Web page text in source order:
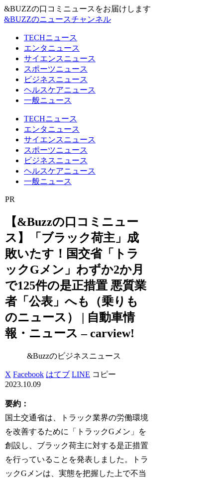
&BUZZの口コミニュースをお届けします
&BUZZのニュースチャンネル
TECHニュース
エンタニュース
サイエンスニュース
スポーツニュース
ビジネスニュース
ヘルスケアニュース
一般ニュース
TECHニュース
エンタニュース
サイエンスニュース
スポーツニュース
ビジネスニュース
ヘルスケアニュース
一般ニュース
PR
【&Buzzの口コミニュー
ス】「ブラック荷主」成
敗いたす！国交省「トラ
ックGメン」わずか2か月
で125件の是正措置 悪質業
者「公表」へも（乗りも
のニュース） | 自動車情
報・ニュース – carview!
&Buzzのビジネスニュース
X Facebook はてブ LINE コピー
2023.10.09
要約：
国土交通省は、トラック業界の労働環境
を改善するために「トラックGメン」を
創設し、ブラック荷主に対する是正措置
を行っていることを発表しました。トラ
ックGメンは、実態を把握した上で不当